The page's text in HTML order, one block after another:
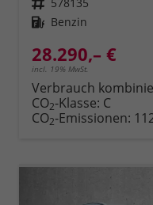
Kraftstoff Benzin
28.290,– €
incl. 19% MwSt.
Verbrauch
CO2-Klasse: C
CO2-Emissionen: